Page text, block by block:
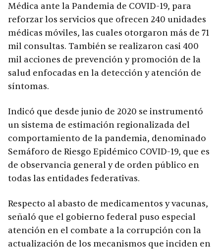
Médica ante la Pandemia de COVID-19, para
reforzar los servicios que ofrecen 240 unidades
médicas móviles, las cuales otorgaron más de 71
mil consultas. También se realizaron casi 400
mil acciones de prevención y promoción de la
salud enfocadas en la detección y atención de
síntomas.
Indicó que desde junio de 2020 se instrumentó
un sistema de estimación regionalizada del
comportamiento de la pandemia, denominado
Semáforo de Riesgo Epidémico COVID-19, que es
de observancia general y de orden público en
todas las entidades federativas.
Respecto al abasto de medicamentos y vacunas,
señaló que el gobierno federal puso especial
atención en el combate a la corrupción con la
actualización de los mecanismos que inciden en